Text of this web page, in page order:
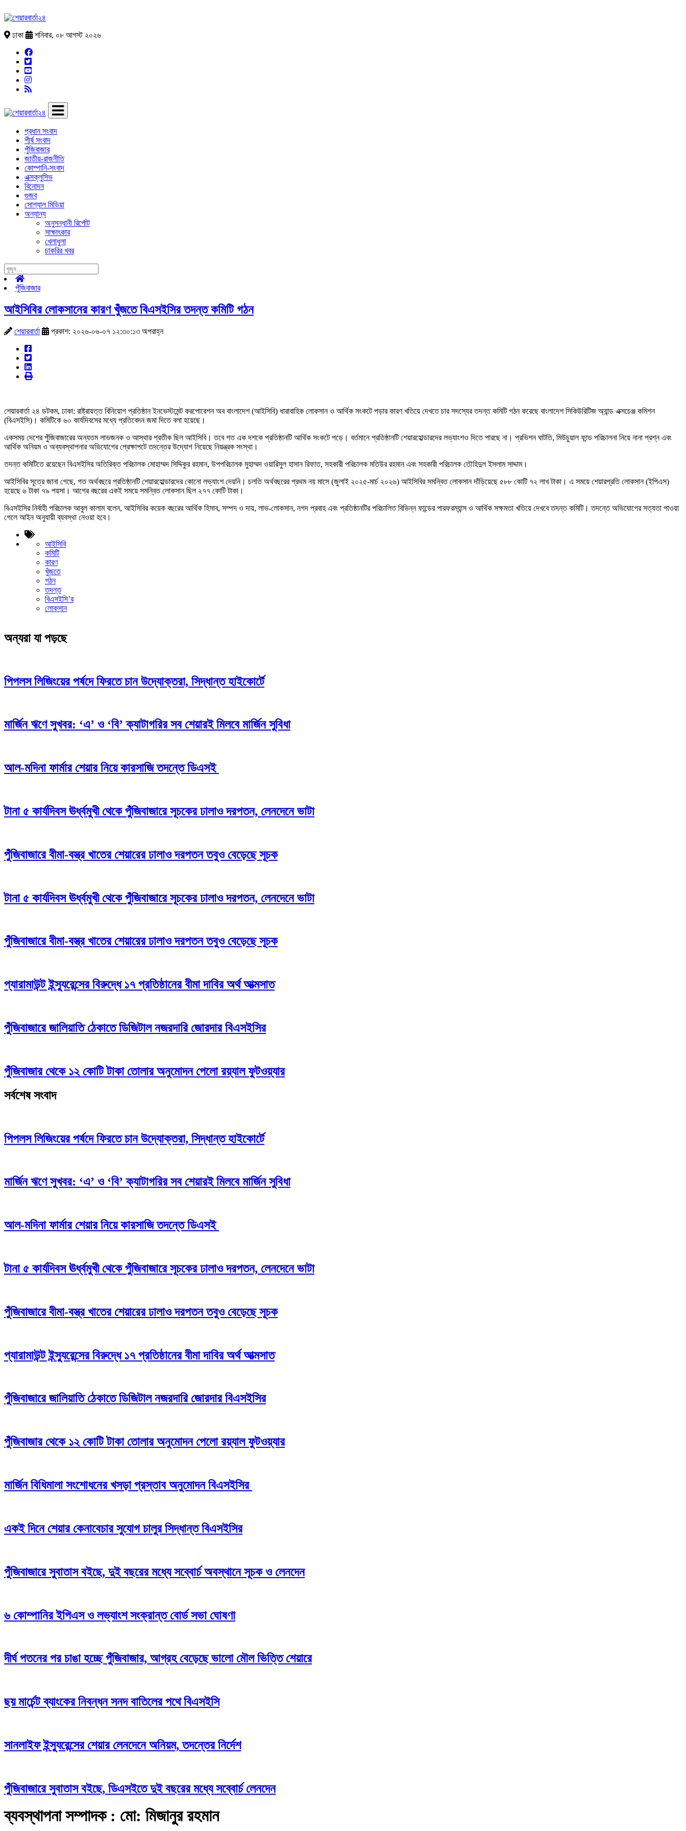
ঢাকা শনিবার, ০৮ আগস্ট ২০২৬
প্রধান সংবাদ
শীর্ষ সংবাদ
পুঁজিবাজার
জাতীয়-রাজনীতি
কোম্পানি-সংবাদ
এক্সক্লুসিভ
বিনোদন
গুজব
সোশ্যাল মিডিয়া
অন্যান্য
অনুসন্ধানী রির্পোট
সাক্ষাৎকার
খেলাধুলা
চাকরির খবর
পুঁজিবাজার
আইসিবির লোকসানের কারণ খুঁজতে বিএসইসির তদন্ত কমিটি গঠন
শেয়ারবার্তা প্রকাশ: ২০২৬-০৬-০৭ ১২:৩০:১৩ অপরাহ্ন
শেয়ারবার্তা ২৪ ডটকম, ঢাকা: রাষ্ট্রায়ত্ত বিনিয়োগ প্রতিষ্ঠান ইনভেস্টমেন্ট করপোরেশন অব বাংলাদেশ (আইসিবি) ধারাবাহিক লোকসান ও আর্থিক সংকটে পড়ার কারণ খতিয়ে দেখতে চার সদস্যের তদন্ত কমিটি গঠন করেছে বাংলাদেশ সিকিউরিটিজ অ্যান্ড এক্সচেঞ্জ কমিশন
(বিএসইসি)। কমিটিকে ৬০ কার্যদিবসের মধ্যে প্রতিবেদন জমা দিতে বলা হয়েছে।
একসময় দেশের পুঁজিবাজারের অন্যতম লাভজনক ও আস্থার প্রতীক ছিল আইসিবি। তবে গত এক দশকে প্রতিষ্ঠানটি আর্থিক সংকটে পড়ে। বর্তমানে প্রতিষ্ঠানটি শেয়ারহোল্ডারদের লভ্যাংশও দিতে পারছে না। প্রভিশন ঘাটতি, মিউচুয়াল ফান্ড পরিচালনা নিয়ে নানা প্রশ্ন এবং
আর্থিক অনিয়ম ও অব্যবস্থাপনার অভিযোগের প্রেক্ষাপটে তদন্তের উদ্যোগ নিয়েছে নিয়ন্ত্রক সংস্থা।
তদন্ত কমিটিতে রয়েছেন বিএসইসির অতিরিক্ত পরিচালক মোহাম্মদ সিদ্দিকুর রহমান, উপপরিচালক মুহাম্মদ ওয়ারিসুল হাসান রিফাত, সহকারী পরিচালক মতিউর রহমান এবং সহকারী পরিচালক তৌহিদুল ইসলাম সাদ্দাম।
আইসিবির সূত্রে জানা গেছে, গত অর্থবছরে প্রতিষ্ঠানটি শেয়ারহোল্ডারদের কোনো লভ্যাংশ দেয়নি। চলতি অর্থবছরের প্রথম নয় মাসে (জুলাই ২০২৫-মার্চ ২০২৬) আইসিবির সমন্বিত লোকসান দাঁড়িয়েছে ৫৮৮ কোটি ৭২ লাখ টাকা। এ সময়ে শেয়ারপ্রতি লোকসান (ইপিএস)
হয়েছে ৬ টাকা ৭৯ পয়সা। আগের বছরের একই সময়ে সমন্বিত লোকসান ছিল ২৭৭ কোটি টাকা।
বিএসইসির নির্বাহী পরিচালক আবুল কালাম বলেন, আইসিবির কয়েক বছরের আর্থিক হিসাব, সম্পদ ও দায়, লাভ-লোকসান, নগদ প্রবাহ এবং প্রতিষ্ঠানটির পরিচালিত বিভিন্ন ফান্ডের পারফরম্যান্স ও আর্থিক সক্ষমতা খতিয়ে দেখবে তদন্ত কমিটি। তদন্তে অভিযোগের সত্যতা পাওয়া
গেলে আইন অনুযায়ী ব্যবস্থা নেওয়া হবে।
আইসিবি
কমিটি
কারণ
খুঁজতে
গঠন
তদন্ত
বিএসইসি’র
লোকসান
অন্যরা যা পড়ছে
পিপলস লিজিংয়ের পর্ষদে ফিরতে চান উদ্যোক্তরা, সিদ্ধান্ত হাইকোর্টে
মার্জিন ঋণে সুখবর: ‘এ’ ও ‘বি’ ক্যাটাগরির সব শেয়ারই মিলবে মার্জিন সুবিধা
আল-মদিনা ফার্মার শেয়ার নিয়ে কারসাজি তদন্তে ডিএসই
টানা ৫ কার্যদিবস ঊর্ধ্বমুখী থেকে পুঁজিবাজারে সূচকের ঢালাও দরপতন, লেনদেনে ভাটা
পুঁজিবাজারে বীমা-বস্ত্র খাতের শেয়ারের ঢালাও দরপতন তবুও বেড়েছে সূচক
টানা ৫ কার্যদিবস ঊর্ধ্বমুখী থেকে পুঁজিবাজারে সূচকের ঢালাও দরপতন, লেনদেনে ভাটা
পুঁজিবাজারে বীমা-বস্ত্র খাতের শেয়ারের ঢালাও দরপতন তবুও বেড়েছে সূচক
প্যারামাউন্ট ইন্স্যুরেন্সের বিরুদ্ধে ১৭ প্রতিষ্ঠানের বীমা দাবির অর্থ আত্মসাত
পুঁজিবাজারে জালিয়াতি ঠেকাতে ডিজিটাল নজরদারি জোরদার বিএসইসির
পুঁজিবাজার থেকে ১২ কোটি টাকা তোলার অনুমোদন পেলো রয়্যাল ফুটওয়্যার
সর্বশেষ সংবাদ
পিপলস লিজিংয়ের পর্ষদে ফিরতে চান উদ্যোক্তরা, সিদ্ধান্ত হাইকোর্টে
মার্জিন ঋণে সুখবর: ‘এ’ ও ‘বি’ ক্যাটাগরির সব শেয়ারই মিলবে মার্জিন সুবিধা
আল-মদিনা ফার্মার শেয়ার নিয়ে কারসাজি তদন্তে ডিএসই
টানা ৫ কার্যদিবস ঊর্ধ্বমুখী থেকে পুঁজিবাজারে সূচকের ঢালাও দরপতন, লেনদেনে ভাটা
পুঁজিবাজারে বীমা-বস্ত্র খাতের শেয়ারের ঢালাও দরপতন তবুও বেড়েছে সূচক
প্যারামাউন্ট ইন্স্যুরেন্সের বিরুদ্ধে ১৭ প্রতিষ্ঠানের বীমা দাবির অর্থ আত্মসাত
পুঁজিবাজারে জালিয়াতি ঠেকাতে ডিজিটাল নজরদারি জোরদার বিএসইসির
পুঁজিবাজার থেকে ১২ কোটি টাকা তোলার অনুমোদন পেলো রয়্যাল ফুটওয়্যার
মার্জিন বিধিমালা সংশোধনের খসড়া প্রস্তাব অনুমোদন বিএসইসির
একই দিনে শেয়ার কেনাবেচার সুযোগ চালুর সিদ্ধান্ত বিএসইসির
পুঁজিবাজারে সুবাতাস বইছে, দুই বছরের মধ্যে সব্বোর্চ অবস্থানে সূচক ও লেনদেন
৬ কোম্পানির ইপিএস ও লভ্যাংশ সংক্রান্ত বোর্ড সভা ঘোষণা
দীর্ঘ পতনের পর চাঙা হচ্ছে পুঁজিবাজার, আগ্রহ বেড়েছে ভালো মৌল ভিত্তি শেয়ারে
ছয় মার্চেন্ট ব্যাংকের নিবন্ধন সনদ বাতিলের পথে বিএসইসি
সানলাইফ ইন্স্যুরেন্সের শেয়ার লেনদেনে অনিয়ম, তদন্তের নির্দেশ
পুঁজিবাজারে সুবাতাস বইছে, ডিএসইতে দুই বছরের মধ্যে সব্বোর্চ লেনদেন
ব্যবস্থাপনা সম্পাদক : মো: মিজানুর রহমান